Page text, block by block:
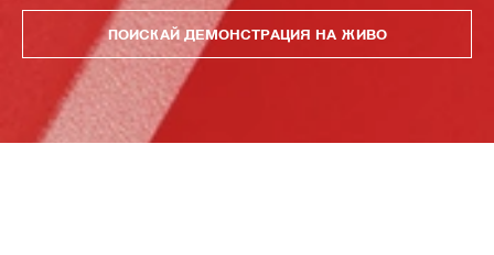
ПОИСКАЙ ДЕМОНСТРАЦИЯ НА ЖИВО